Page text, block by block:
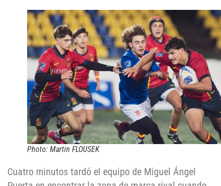
Photo: Martin FLOUSEK
Cuatro minutos tardó el equipo de Miguel Ángel